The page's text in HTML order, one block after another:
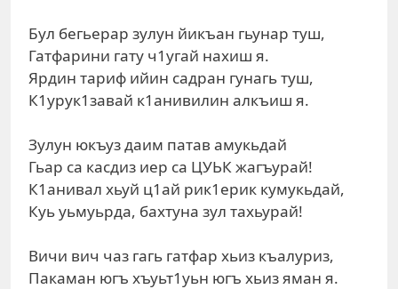
Бул бегьерар зулун йикъан гьунар туш,
Гатфарини гату ч1угай нахиш я.
Ярдин тариф ийин садран гунагь туш,
К1урук1завай к1анивилин алкъиш я.
Зулун юкъуз даим патав амукьдай
Гьар са касдиз иер са ЦУЬК жагъурай!
К1анивал хьуй ц1ай рик1ерик кумукьдай,
Куь уьмуьрда, бахтуна зул тахьурай!
Вичи вич чаз гагь гатфар хьиз къалуриз,
Пакаман югъ хъуьт1уьн югъ хьиз яман я.